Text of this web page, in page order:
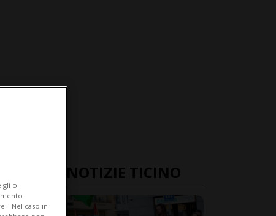
ULTIME NOTIZIE TICINO
gli o
Nel caso in